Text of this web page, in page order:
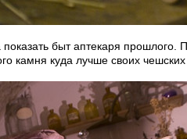
быт аптекаря прошлого.
камня куда лучше своих чешских